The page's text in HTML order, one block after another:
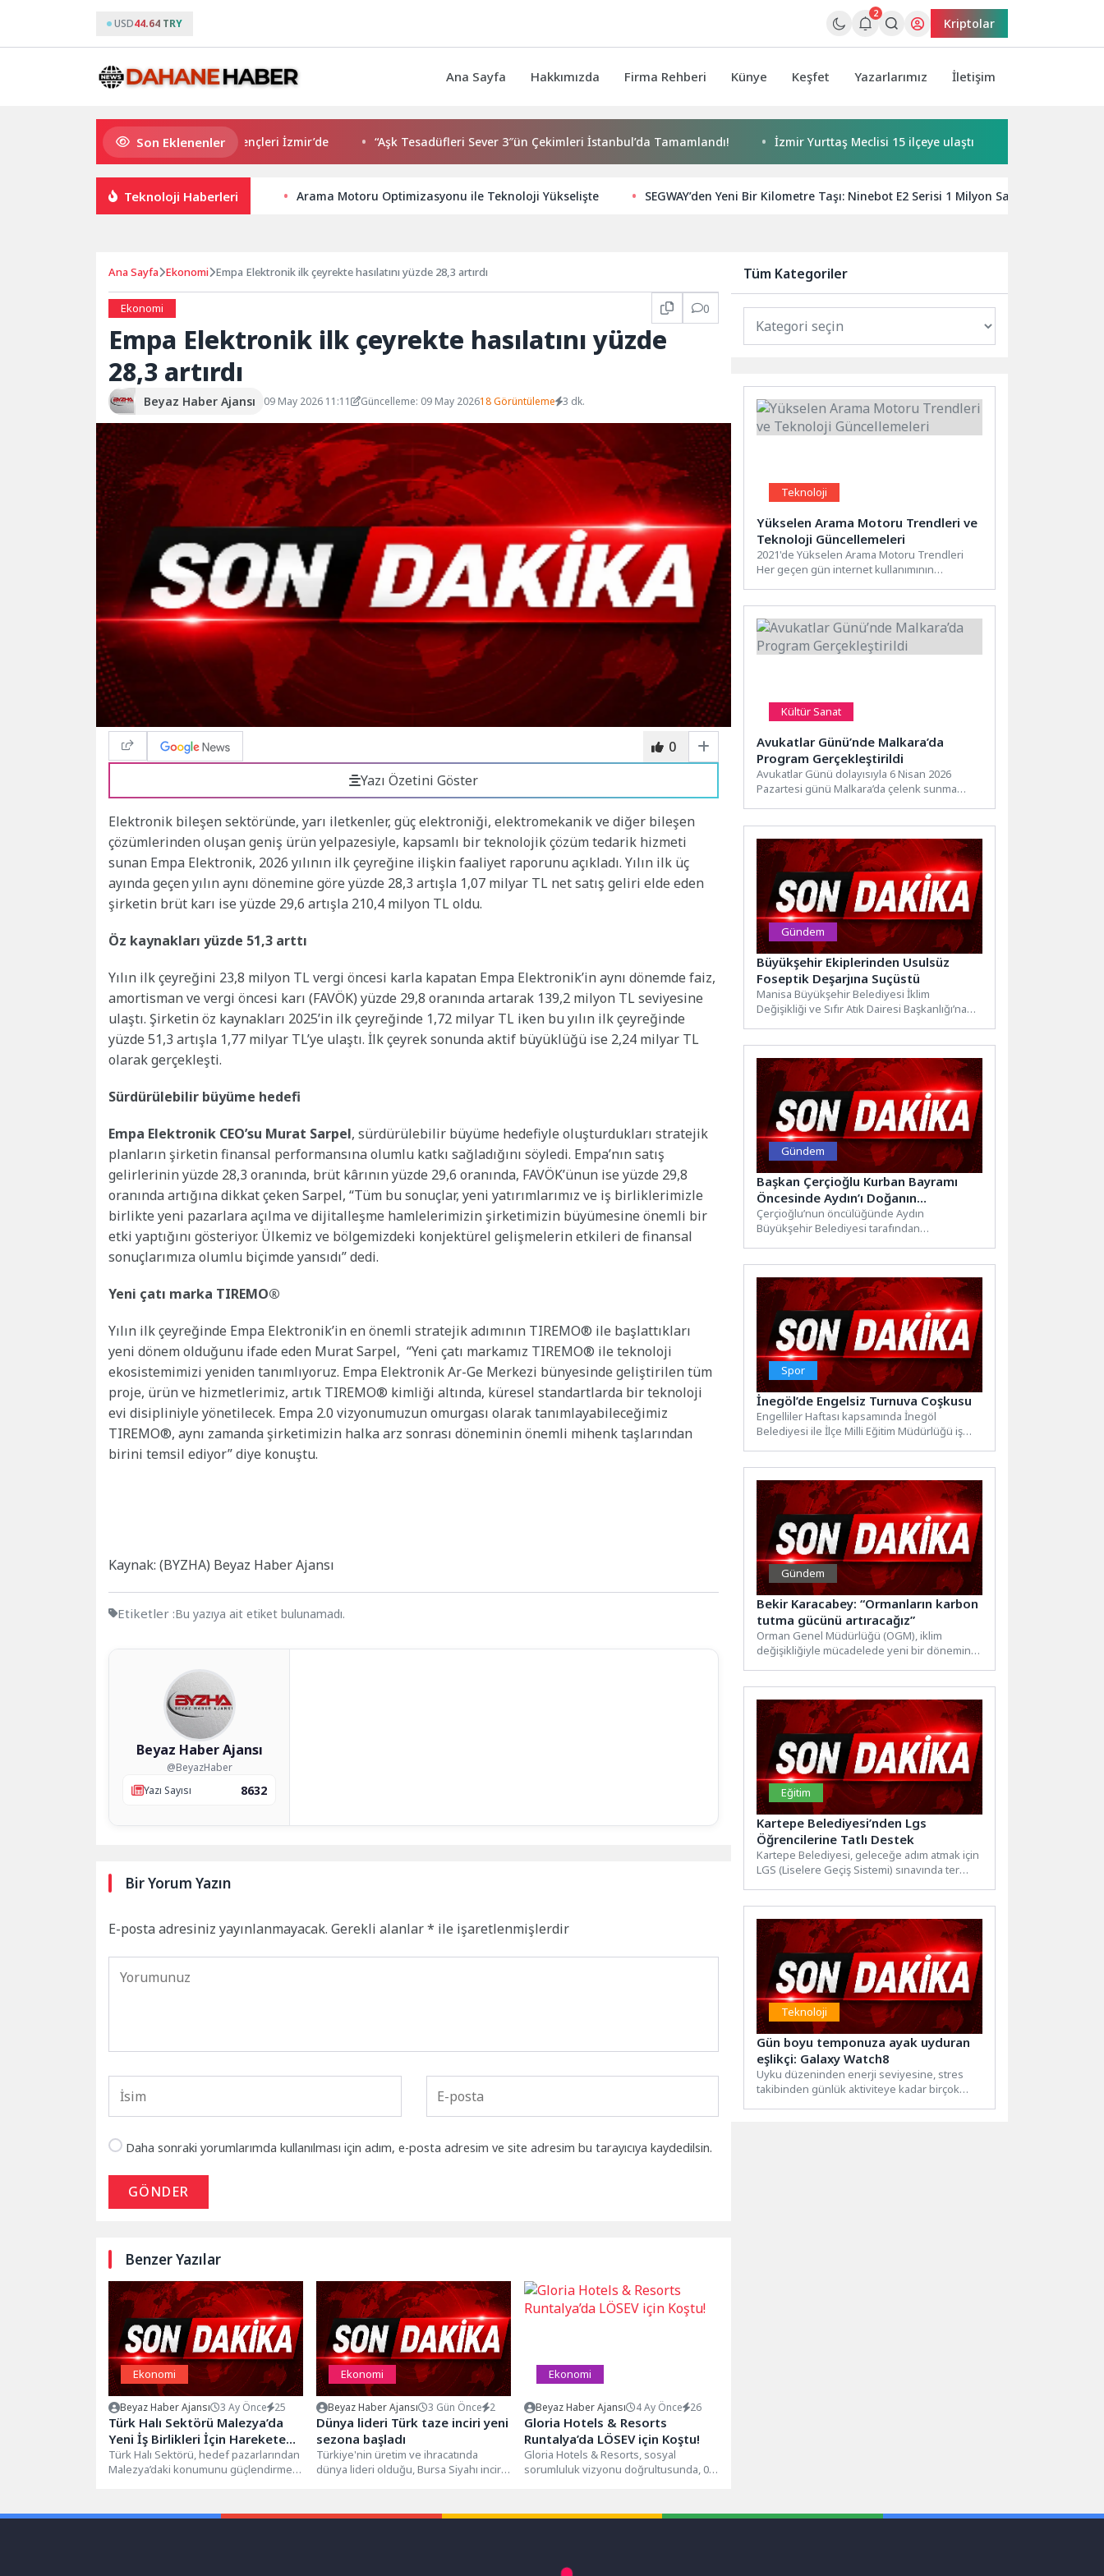
USD44.64 TRY
2
Kriptolar
Ana Sayfa Hakkımızda Firma Rehberi Künye Keşfet Yazarlarımız İletişim
Son Eklenenler
Avrupa Drama Buluşmaları gençleri İzmir’de “Aşk Tesadüfleri Sever 3″ün Çekimleri İstanbul’da Tamamlandı! İzmir Yurttaş Meclisi 15 ilçeye ulaştı
Teknoloji Haberleri Arama Motoru Optimizasyonu ile Teknoloji Yükselişte SEGWAY’den Yeni Bir Kilometre Taşı: Ninebot E2 Serisi 1 Milyon Satışı Aştı
Ana Sayfa Ekonomi Empa Elektronik ilk çeyrekte hasılatını yüzde 28,3 artırdı
Ekonomi 0
Empa Elektronik ilk çeyrekte hasılatını yüzde
28,3 artırdı
Beyaz Haber Ajansı 09 May 2026 11:11 Güncelleme: 09 May 202618 Görüntüleme 3 dk.
0
Yazı Özetini Göster
Elektronik bileşen sektöründe, yarı iletkenler, güç elektroniği, elektromekanik ve diğer bileşen
çözümlerinden oluşan geniş ürün yelpazesiyle, kapsamlı bir teknolojik çözüm tedarik hizmeti
sunan Empa Elektronik, 2026 yılının ilk çeyreğine ilişkin faaliyet raporunu açıkladı. Yılın ilk üç
ayında geçen yılın aynı dönemine göre yüzde 28,3 artışla 1,07 milyar TL net satış geliri elde eden
şirketin brüt karı ise yüzde 29,6 artışla 210,4 milyon TL oldu.
Öz kaynakları yüzde 51,3 arttı
Yılın ilk çeyreğini 23,8 milyon TL vergi öncesi karla kapatan Empa Elektronik’in aynı dönemde faiz,
amortisman ve vergi öncesi karı (FAVÖK) yüzde 29,8 oranında artarak 139,2 milyon TL seviyesine
ulaştı. Şirketin öz kaynakları 2025’in ilk çeyreğinde 1,72 milyar TL iken bu yılın ilk çeyreğinde
yüzde 51,3 artışla 1,77 milyar TL’ye ulaştı. İlk çeyrek sonunda aktif büyüklüğü ise 2,24 milyar TL
olarak gerçekleşti.
Sürdürülebilir büyüme hedefi
Empa Elektronik CEO’su Murat Sarpel, sürdürülebilir büyüme hedefiyle oluşturdukları stratejik
planların şirketin finansal performansına olumlu katkı sağladığını söyledi. Empa’nın satış
gelirlerinin yüzde 28,3 oranında, brüt kârının yüzde 29,6 oranında, FAVÖK’ünun ise yüzde 29,8
oranında artığına dikkat çeken Sarpel, “Tüm bu sonuçlar, yeni yatırımlarımız ve iş birliklerimizle
birlikte yeni pazarlara açılma ve dijitalleşme hamlelerimizin şirketimizin büyümesine önemli bir
etki yaptığını gösteriyor. Ülkemiz ve bölgemizdeki konjektürel gelişmelerin etkileri de finansal
sonuçlarımıza olumlu biçimde yansıdı” dedi.
Yeni çatı marka TIREMO®
Yılın ilk çeyreğinde Empa Elektronik’in en önemli stratejik adımının TIREMO® ile başlattıkları
yeni dönem olduğunu ifade eden Murat Sarpel, “Yeni çatı markamız TIREMO® ile teknoloji
ekosistemimizi yeniden tanımlıyoruz. Empa Elektronik Ar-Ge Merkezi bünyesinde geliştirilen tüm
proje, ürün ve hizmetlerimiz, artık TIREMO® kimliği altında, küresel standartlarda bir teknoloji
evi disipliniyle yönetilecek. Empa 2.0 vizyonumuzun omurgası olarak tanımlayabileceğimiz
TIREMO®, aynı zamanda şirketimizin halka arz sonrası döneminin önemli mihenk taşlarından
birini temsil ediyor” diye konuştu.
Kaynak: (BYZHA) Beyaz Haber Ajansı
Etiketler :Bu yazıya ait etiket bulunamadı.
Beyaz Haber Ajansı
@BeyazHaber
Yazı Sayısı
8632
Bir Yorum Yazın
E-posta adresiniz yayınlanmayacak. Gerekli alanlar* ile işaretlenmişlerdir
Daha sonraki yorumlarımda kullanılması için adım, e-posta adresim ve site adresim bu tarayıcıya kaydedilsin.
GÖNDER
Benzer Yazılar
Ekonomi
Beyaz Haber Ajansı 3 Ay Önce 25
Türk Halı Sektörü Malezya’da
Yeni İş Birlikleri İçin Harekete
Geçti
Türk Halı Sektörü, hedef pazarlarından
Malezya’daki konumunu güçlendirmek
Ekonomi
Beyaz Haber Ajansı 3 Gün Önce 2
Dünya lideri Türk taze inciri yeni
sezona başladı
Türkiye'nin üretim ve ihracatında
dünya lideri olduğu, Bursa Siyahı incirin
Ekonomi
Beyaz Haber Ajansı 4 Ay Önce 26
Gloria Hotels & Resorts
Runtalya’da LÖSEV için Koştu!
Gloria Hotels & Resorts, sosyal
sorumluluk vizyonu doğrultusunda, 05
Tüm Kategoriler
Teknoloji
Yükselen Arama Motoru Trendleri ve
Teknoloji Güncellemeleri
2021'de Yükselen Arama Motoru Trendleri
Her geçen gün internet kullanımının
Kültür Sanat
Avukatlar Günü’nde Malkara’da
Program Gerçekleştirildi
Avukatlar Günü dolayısıyla 6 Nisan 2026
Pazartesi günü Malkara’da çelenk sunma
Gündem
Büyükşehir Ekiplerinden Usulsüz
Foseptik Deşarjına Suçüstü
Manisa Büyükşehir Belediyesi İklim
Değişikliği ve Sıfır Atık Dairesi Başkanlığı’na
Gündem
Başkan Çerçioğlu Kurban Bayramı
Öncesinde Aydın’ı Doğanın
Rengarenk Tonları ile Süslüyor
Çerçioğlu’nun öncülüğünde Aydın
Büyükşehir Belediyesi tarafından
Spor
İnegöl’de Engelsiz Turnuva Coşkusu
Engelliler Haftası kapsamında İnegöl
Belediyesi ile İlçe Milli Eğitim Müdürlüğü iş
Gündem
Bekir Karacabey: “Ormanların karbon
tutma gücünü artıracağız”
Orman Genel Müdürlüğü (OGM), iklim
değişikliğiyle mücadelede yeni bir dönemin
Eğitim
Kartepe Belediyesi’nden Lgs
Öğrencilerine Tatlı Destek
Kartepe Belediyesi, geleceğe adım atmak için
LGS (Liselere Geçiş Sistemi) sınavında ter
Teknoloji
Gün boyu temponuza ayak uyduran
eşlikçi: Galaxy Watch8
Uyku düzeninden enerji seviyesine, stres
takibinden günlük aktiviteye kadar birçok